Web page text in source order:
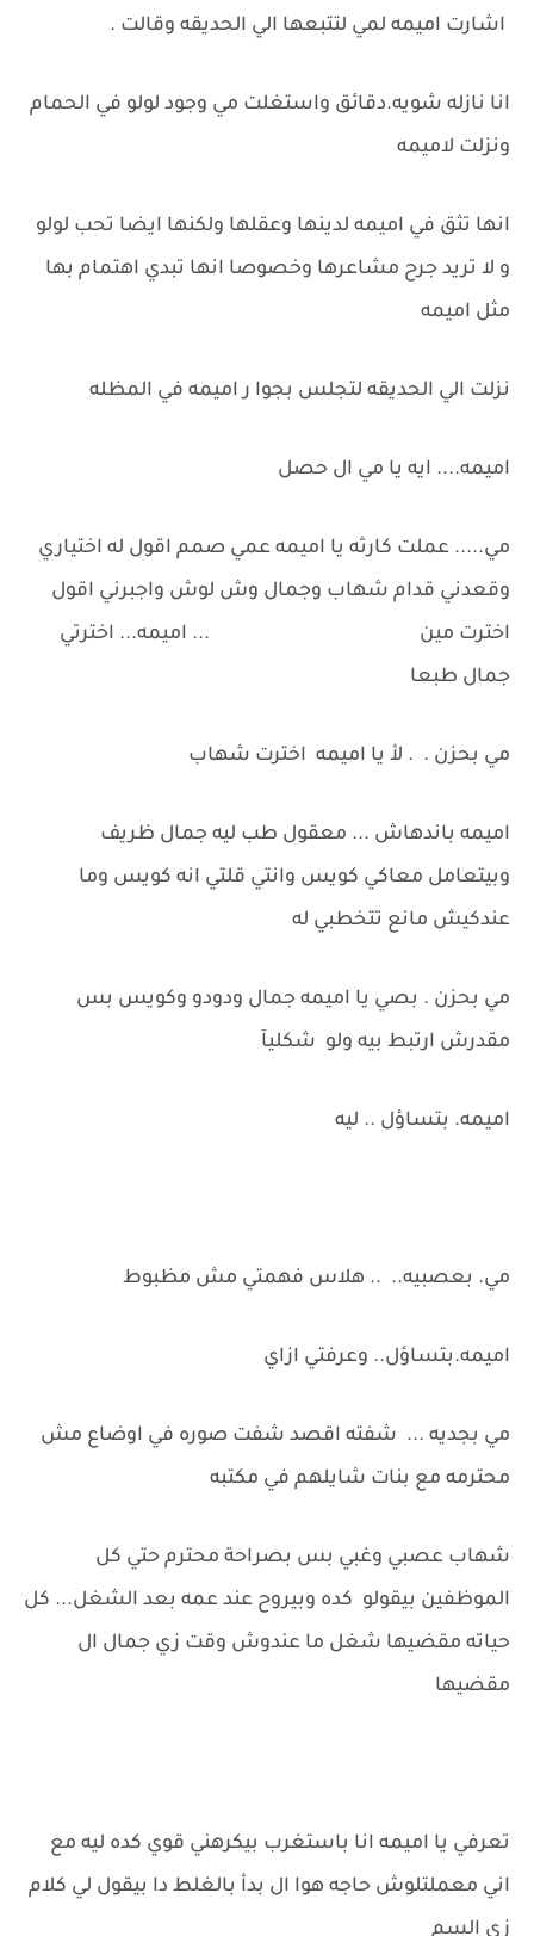
اشارت اميمه لمي لتتبعها الي الحديقه وقالت ‏.
انا نازله شويه.دقائق واستغلت مي وجود لولو في الحمام
ونزلت لاميمه
انها تثق في اميمه لدينها وعقلها ولكنها ايضا تحب لولو
و لا تريد جرح مشاعرها وخصوصا انها تبدي اهتمام بها
مثل اميمه
نزلت الي الحديقه لتجلس بجوا ر اميمه في المظله
اميمه.... ايه يا مي ال حصل
مي..... عملت كارثه يا اميمه عمي صمم اقول له اختياري
وقعدني قدام شهاب وجمال وش لوش واجبرني اقول
اخترت مين ... اميمه... اخترتي
جمال طبعا
مي بحزن . . لأ يا اميمه اخترت شهاب
اميمه باندهاش ... معقول طب ليه جمال ظريف
وبيتعامل معاكي كويس وانتي قلتي انه كويس وما
عندكيش مانع تتخطبي له
مي بحزن . بصي يا اميمه جمال ودودو وكويس بس
مقدرش ارتبط بيه ولو شكليآ
اميمه. بتساؤل .. ليه
مي. بعصبيه.. .. هلاس فهمتي مش مظبوط
اميمه.بتساؤل.. وعرفتي ازاي
مي بجديه ... شفته اقصد شفت صوره في اوضاع مش
محترمه مع بنات شايلهم في مكتبه
شهاب عصبي وغبي بس بصراحة محترم حتي كل
الموظفين بيقولو كده وبيروح عند عمه بعد الشغل... كل
حياته مقضيها شغل ما عندوش وقت زي جمال ال
مقضيها
تعرفي يا اميمه انا باستغرب بيكرهني قوي كده ليه مع
اني معملتلوش حاجه هوا ال بدأ بالغلط دا بيقول لي كلام
زي السم